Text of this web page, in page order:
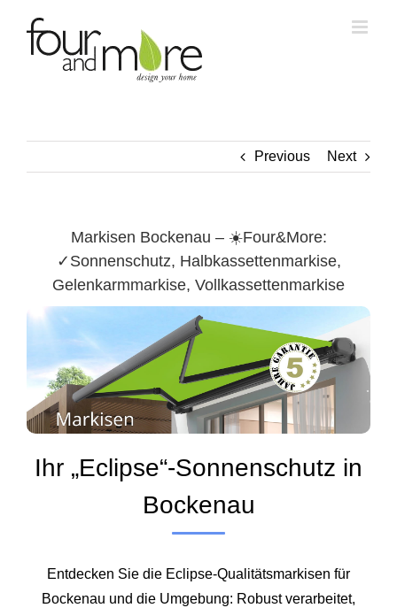
content
Previous Next
Markisen Bockenau – ☀️Four&More:
✓Sonnenschutz, Halbkassettenmarkise,
Gelenkarmmarkise, Vollkassettenmarkise
Ihr „Eclipse“-Sonnenschutz in
Bockenau
Entdecken Sie die Eclipse-Qualitätsmarkisen für
Bockenau und die Umgebung: Robust verarbeitet,